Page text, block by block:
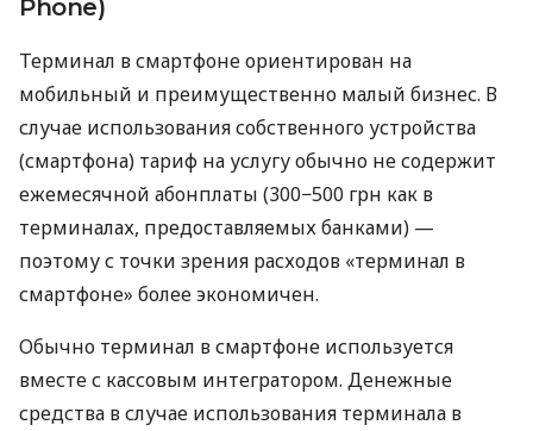
Phone)
Терминал в смартфоне ориентирован на
мобильный и преимущественно малый бизнес. В
случае использования собственного устройства
(смартфона) тариф на услугу обычно не содержит
ежемесячной абонплаты (300−500 грн как в
терминалах, предоставляемых банками) —
поэтому с точки зрения расходов «терминал в
смартфоне» более экономичен.
Обычно терминал в смартфоне используется
вместе с кассовым интегратором. Денежные
средства в случае использования терминала в